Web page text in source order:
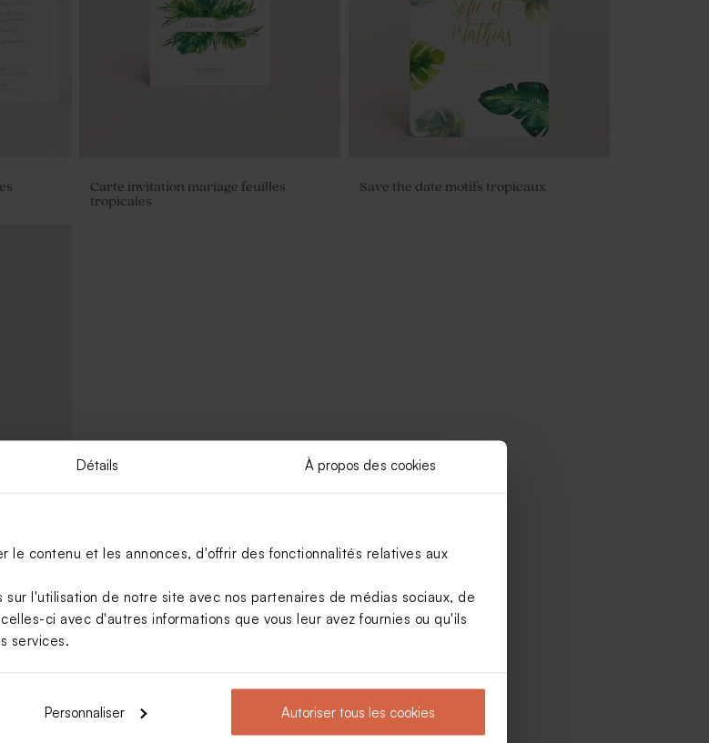
Détails À propos des cookies
le contenu et les annonces, d'offrir des fonctionnalités relatives aux
l'utilisation de notre site avec nos partenaires de médias sociaux, de
ci avec d'autres informations que vous leur avez fournies ou qu'ils
services.
Personnaliser Autoriser tous les cookies
Carte invitation mariage feuilles
tropicales
Save the date motifs tropicaux
Voir +